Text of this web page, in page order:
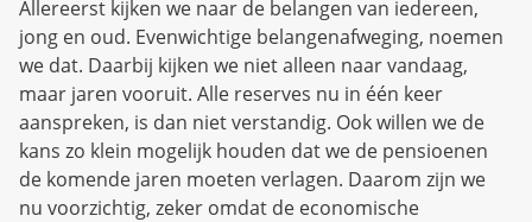
Allereerst kijken we naar de belangen van iedereen,
jong en oud. Evenwichtige belangenafweging, noemen
we dat. Daarbij kijken we niet alleen naar vandaag,
maar jaren vooruit. Alle reserves nu in één keer
aanspreken, is dan niet verstandig. Ook willen we de
kans zo klein mogelijk houden dat we de pensioenen
de komende jaren moeten verlagen. Daarom zijn we
nu voorzichtig, zeker omdat de economische